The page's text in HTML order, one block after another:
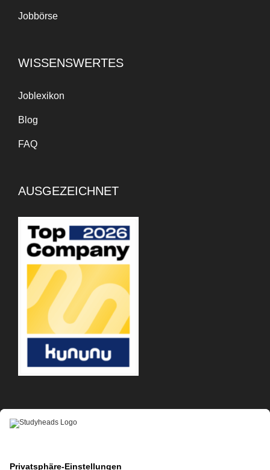
Jobbörse
WISSENSWERTES
Joblexikon
Blog
FAQ
AUSGEZEICHNET